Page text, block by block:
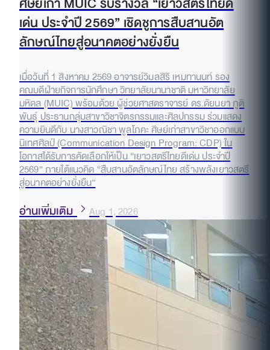
เด่น ประจำปี 2569” เชิดชูการสืบสานอัต
ลักษณ์ไทยสู่อนาคตอย่างยั่งยืน
เมื่อวันที่ 1 สิงหาคม 2569 อาจารย์วิมลสิริ เหมทานนท์ รอง
คณบดีฝ่ายกิจการนักศึกษา วิทยาลัยนานาชาติ มหาวิทยาลัย
มหิดล (MUIC) พร้อมด้วย ผู้ช่วยศาสตราจารย์ ดร.ดัยนยา ภูติ
พันธุ์ ประธานกลุ่มสาขาวิชาจิตรกรรมและศิลปกรรม ร่วมแสดง
ความยินดีกับ นางสาวณิชา พูลโภคะ ศิษย์เก่าสาขาวิชาออกแบบ
นิเทศศิลป์ (Communication Design Program: CDP) ใน
โอกาสได้รับการคัดเลือกให้เป็น “เยาวสตรีไทยดีเด่น ประจำปี
2569” ภายใต้แนวคิด “สืบสานอัตลักษณ์ไทย สร้างพลังเยาวสตรี
สู่อนาคตอย่างยั่งยืน”
อ่านเพิ่มเติม Aug 1, 2026